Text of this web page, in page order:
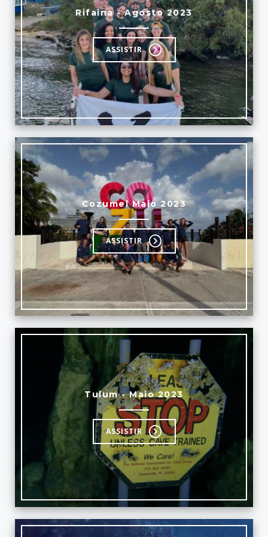
Rifaina - Agosto 2023
ASSISTIR
Cozumel Maio 2023
ASSISTIR
Tulum - Maio 2023
ASSISTIR